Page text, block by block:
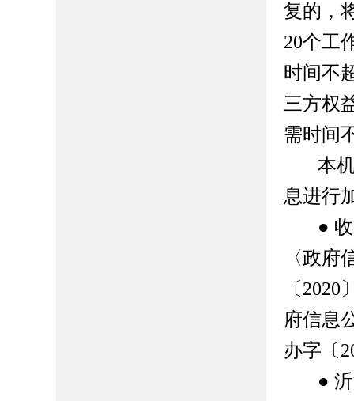
复的，
20个工
时间不
三方权
需时间
本
息进行
●
〈政
〔2020
府信息
办字〔
●